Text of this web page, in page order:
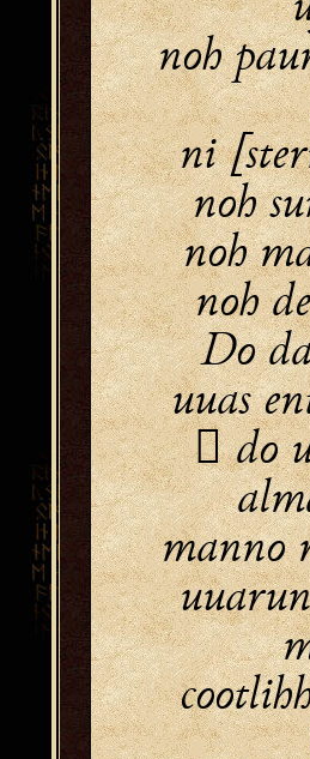
noh
ni
noh
noh
noh
Do
uuas
 do
manno